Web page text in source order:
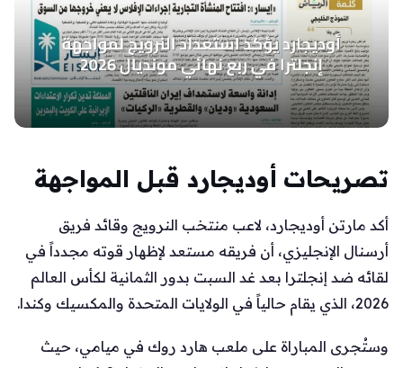
تصريحات أوديجارد قبل المواجهة
أكد مارتن أوديجارد، لاعب منتخب النرويج وقائد فريق
أرسنال الإنجليزي، أن فريقه مستعد لإظهار قوته مجدداً في
لقائه ضد إنجلترا بعد غد السبت بدور الثمانية لكأس العالم
2026، الذي يقام حالياً في الولايات المتحدة والمكسيك وكندا.
وستُجرى المباراة على ملعب هارد روك في ميامي، حيث